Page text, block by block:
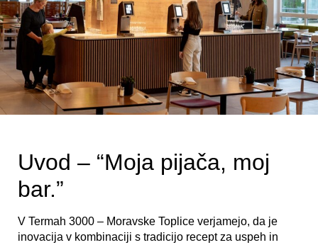
Uvod – “Moja pijača, moj
bar.”
V Termah 3000 – Moravske Toplice verjamejo, da je
inovacija v kombinaciji s tradicijo recept za uspeh in